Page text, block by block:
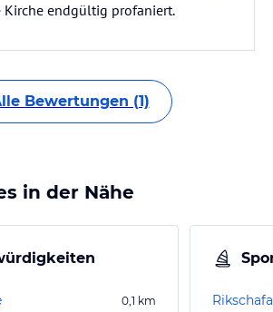
Kirche endgültig profaniert.
Bewertungen (1)
in der Nähe
0,1 km